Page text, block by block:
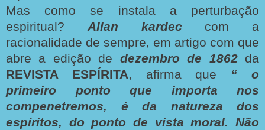
Mas como se instala a perturbação
espiritual? Allan kardeccom a
racionalidade de sempre, em artigo com que
abre a edição de dezembro de 1862da
REVISTA ESPÍRITA, afirma que “ o
primeiro ponto que importa nos
compenetremos, é da natureza dos
espíritos, do ponto de vista moral. Não